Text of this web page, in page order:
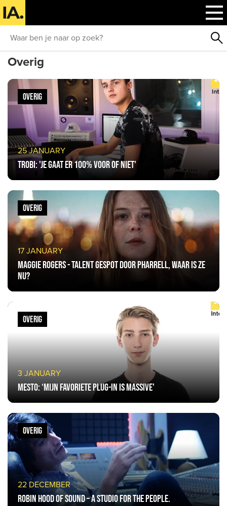
Overig
25 JANUARY
Trobi: 'Je gaat er 100% voor of niet'
OVERIG
17 JANUARY
Maggie Rogers - Talent gespot door Pharrell, waar is ze
nu?
OVERIG
3 JANUARY
Mesto: ‘Mijn favoriete plug-in is Massive'
OVERIG
22 DECEMBER
Robin Hood of sound – a studio for the People.
OVERIG